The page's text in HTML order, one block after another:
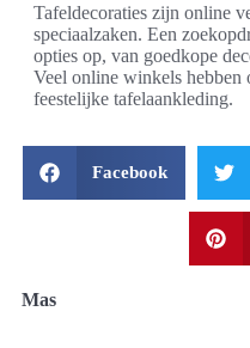
Tafeldecoraties zijn online
speciaalzaken. Een
opties op, van goedkope
Veel online winkels hebben
feestelijke tafelaankleding.
Facebook
Mas